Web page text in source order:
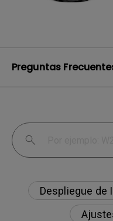
Preguntas
Despliegue de